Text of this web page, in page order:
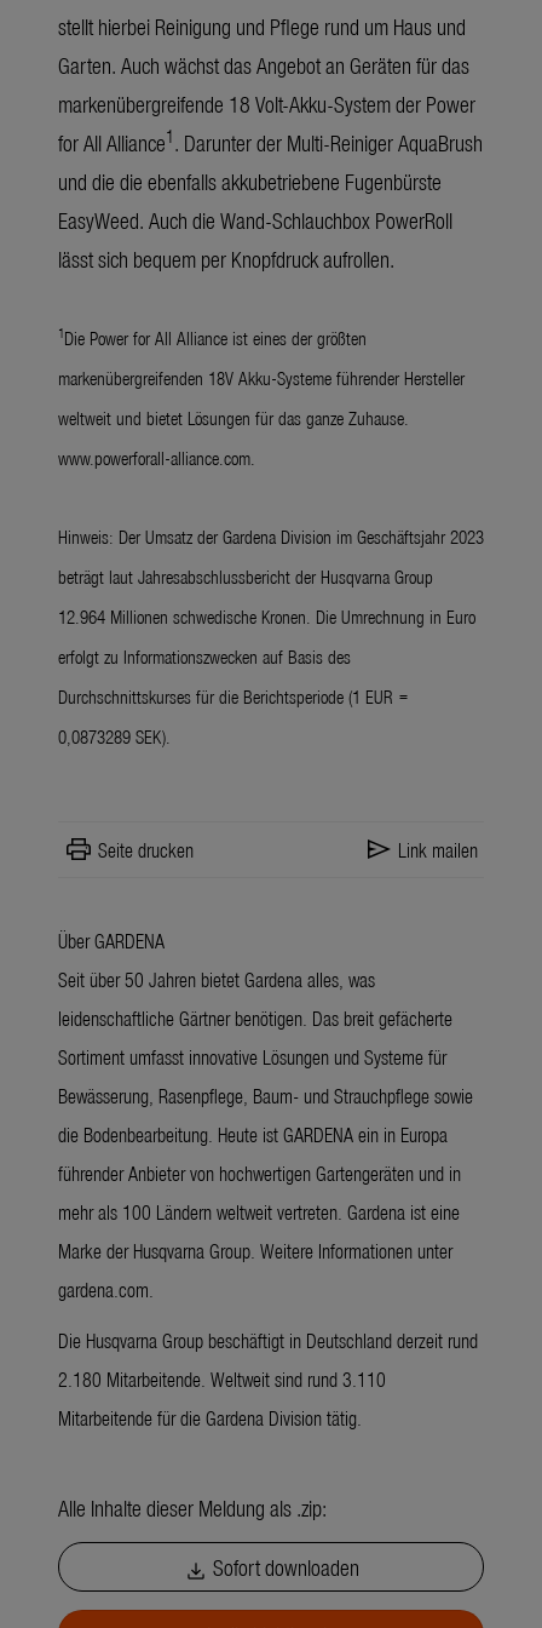
stellt hierbei Reinigung und Pflege rund um Haus und
Garten. Auch wächst das Angebot an Geräten für das
markenübergreifende 18 Volt-Akku-System der Power
for All Alliance1. Darunter der Multi-Reiniger AquaBrush
und die die ebenfalls akkubetriebene Fugenbürste
EasyWeed. Auch die Wand-Schlauchbox PowerRoll
lässt sich bequem per Knopfdruck aufrollen.
1Die Power for All Alliance ist eines der größten
markenübergreifenden 18V Akku-Systeme führender Hersteller
weltweit und bietet Lösungen für das ganze Zuhause.
www.powerforall-alliance.com
Hinweis: Der Umsatz der Gardena Division im Geschäftsjahr 2023
beträgt laut Jahresabschlussbericht der Husqvarna Group
12.964 Millionen schwedische Kronen. Die Umrechnung in Euro
erfolgt zu Informationszwecken auf Basis des
Durchschnittskurses für die Berichtsperiode (1 EUR =
0,0873289 SEK).
print Seite drucken send Link mailen
Über GARDENA
Seit über 50 Jahren bietet Gardena alles, was
leidenschaftliche Gärtner benötigen. Das breit gefächerte
Sortiment umfasst innovative Lösungen und Systeme für
Bewässerung, Rasenpflege, Baum- und Strauchpflege sowie
die Bodenbearbeitung. Heute ist GARDENA ein in Europa
führender Anbieter von hochwertigen Gartengeräten und in
mehr als 100 Ländern weltweit vertreten. Gardena ist eine
Marke der Husqvarna Group. Weitere Informationen unter
gardena.com.
Die Husqvarna Group beschäftigt in Deutschland derzeit rund
2.180 Mitarbeitende. Weltweit sind rund 3.110
Mitarbeitende für die Gardena Division tätig.
Alle Inhalte dieser Meldung als .zip:
download Sofort downloaden